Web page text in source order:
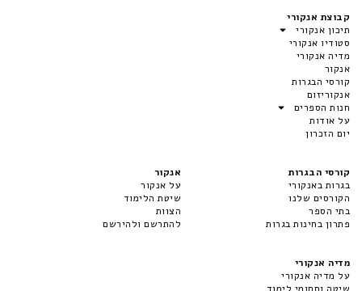
קבוצת אנקורי
תיכון אנקורי
סטודיו אנקורי
מדיה אנקורי
אנקור
קורסי הבגרות
אנקוריזום
חנות הספרים
על אודות
יום הזכרון
קורסי הבגרות
בגרות באנקורי
הקורסים שלנו
בתי הספר
פתרון בחינות בגרות
אנקור
על אנקור
שיטת הלימוד
הצוות
להתרשם ולהירשם
מדיה אנקורי
על מדיה אנקורי